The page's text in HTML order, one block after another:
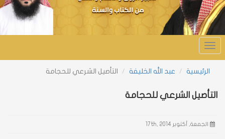
navigation
الرئيسية عبد الله الخليفة التأصيل الشرعي للحجامة
التأصيل الشرعي للحجامة
الجمعة, أكتوبر 17th, 2014